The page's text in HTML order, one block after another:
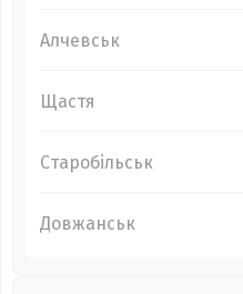
Алчевськ
Щастя
Старобільськ
Довжанськ